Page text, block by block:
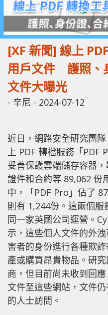
[XF 新聞] 線上
用戶文件 護照、
文件大曝光
- 辛尼 - 2024-07-12
近日，網路安全研究團
上 PDF 轉檔服務「PDF
妥善保護雲端儲存容器
證件和合約等 89,062 份
中，「PDF Pro」佔了
則有 1,244份。這兩個
同一家英國公司運營。
示，這些個人文件的外
害者的身份進行各種欺
產或購買昂貴物品。研
商，但目前尚未收到回
文件至這些網站，文件
的人士訪問。